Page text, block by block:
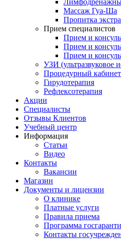
Массаж Гуа-Ша
Пропитка
Прием специалистов
Прием и
Прием и
Прием и
УЗИ (ультразвуковое
Процедурный кабинет
Гирудотерапия
Рефлексотерапия
Акции
Специалисты
Отзывы Клиентов
Учебный центр
Информация
Статьи
Видео
Контакты
Вакансии
Магазин
Документы и лицензии
О клинике
Платные услуги
Правила приема
Программа
Контакты